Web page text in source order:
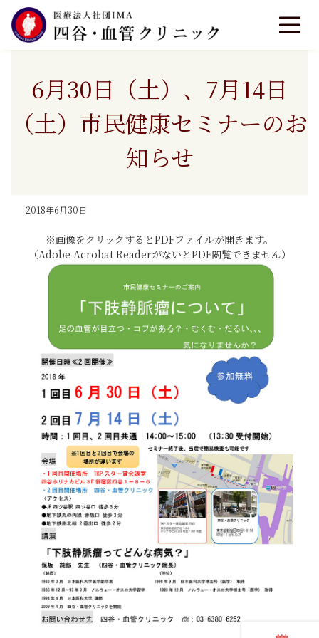
6月30日（土）、7月14日
（土）市民健康セミナーのお
知らせ
2018年6月30日
※画像をクリックするとPDFファイルが開きます。
（Adobe Acrobat ReaderがないとPDF閲覧できません）